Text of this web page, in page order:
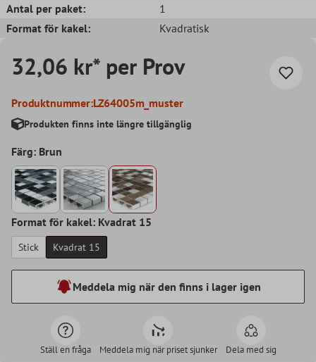
Antal per paket:
1
Format för kakel:
Kvadratisk
32,06 kr* per Prov
Produktnummer:LZ64005m_muster
Produkten finns inte längre tillgänglig
Färg: Brun
Format för kakel: Kvadrat 15
Stick Kvadrat 15
Meddela mig när den finns i lager igen
Ställ en fråga Meddela mig när priset sjunker Dela med sig